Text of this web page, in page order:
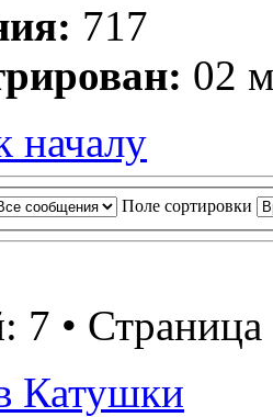
717
02
началу
Поле сортировки
7 • Страница
Катушки